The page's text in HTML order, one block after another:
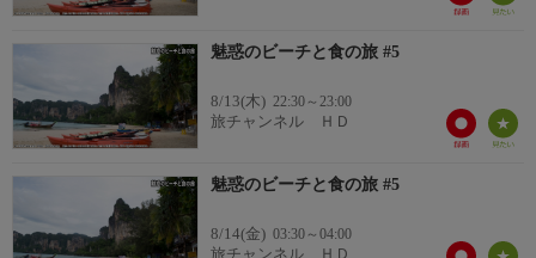
魅惑のビーチと食の旅 #5
8/13(木) 22:30～23:00
旅チャンネル ＨＤ
魅惑のビーチと食の旅 #5
8/14(金) 03:30～04:00
旅チャンネル ＨＤ